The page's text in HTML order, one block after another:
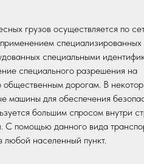
грузов осуществляется по
специализированных
специальными
специального разрешения на
дорогам. В
машины для обеспечения
большим спросом внутри
С помощью данного вида
любой населенный пункт.